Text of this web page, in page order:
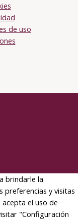
de uso
brindarle la
preferencias y visitas
el uso de
"Configuración